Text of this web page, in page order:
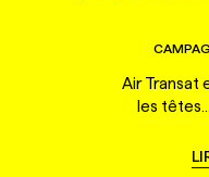
Air Transat
les